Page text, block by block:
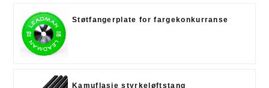
Støtfangerplate for fargekonkurranse
Kamuflasje styrkeløftstang